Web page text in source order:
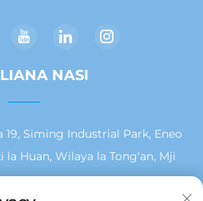
NASI
19, Siming Industrial Park, Eneo
la Huan, Wilaya la Tong'an, Mji